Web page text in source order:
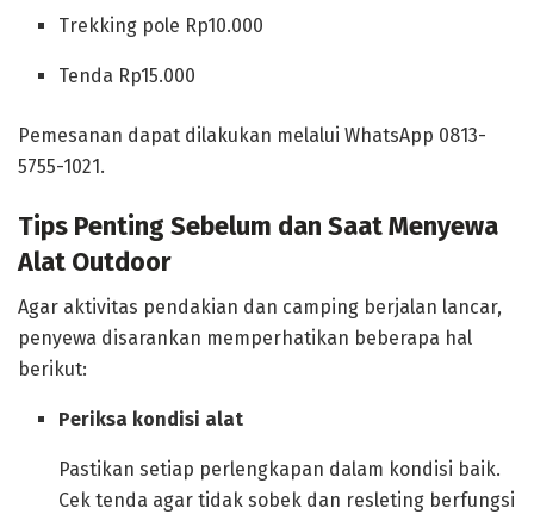
Trekking pole Rp10.000
Tenda Rp15.000
Pemesanan dapat dilakukan melalui WhatsApp 0813-
5755-1021.
Tips Penting Sebelum dan Saat Menyewa
Alat Outdoor
Agar aktivitas pendakian dan camping berjalan lancar,
penyewa disarankan memperhatikan beberapa hal
berikut:
Periksa kondisi alat
Pastikan setiap perlengkapan dalam kondisi baik.
Cek tenda agar tidak sobek dan resleting berfungsi